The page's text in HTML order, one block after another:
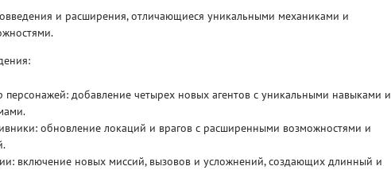
и расширения, отличающиеся уникальными механиками и
добавление четырех новых агентов с уникальными навыками и
обновление локаций и врагов с расширенными возможностями и
включение новых миссий, вызовов и усложнений, создающих длинный и